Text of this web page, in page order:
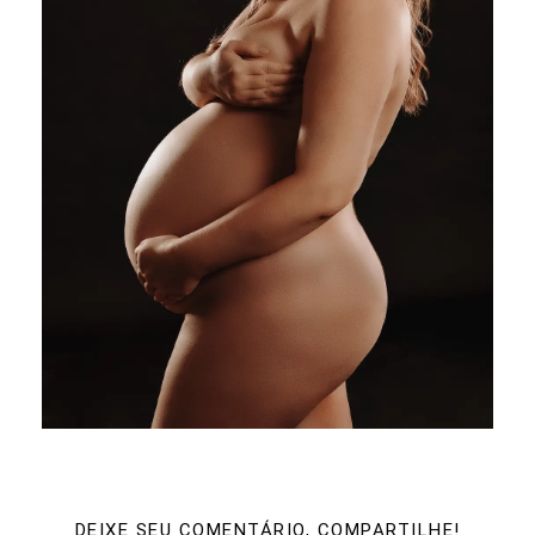
DEIXE SEU COMENTÁRIO, COMPARTILHE!